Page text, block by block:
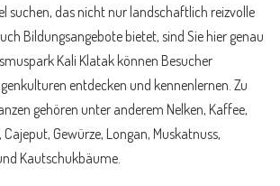
suchen, das nicht nur landschaftlich reizvolle
Bildungsangebote bietet, sind Sie hier genau
Kali Klatak können Besucher
entdecken und kennenlernen. Zu
gehören unter anderem Nelken, Kaffee,
Gewürze, Longan, Muskatnuss,
Kautschukbäume.